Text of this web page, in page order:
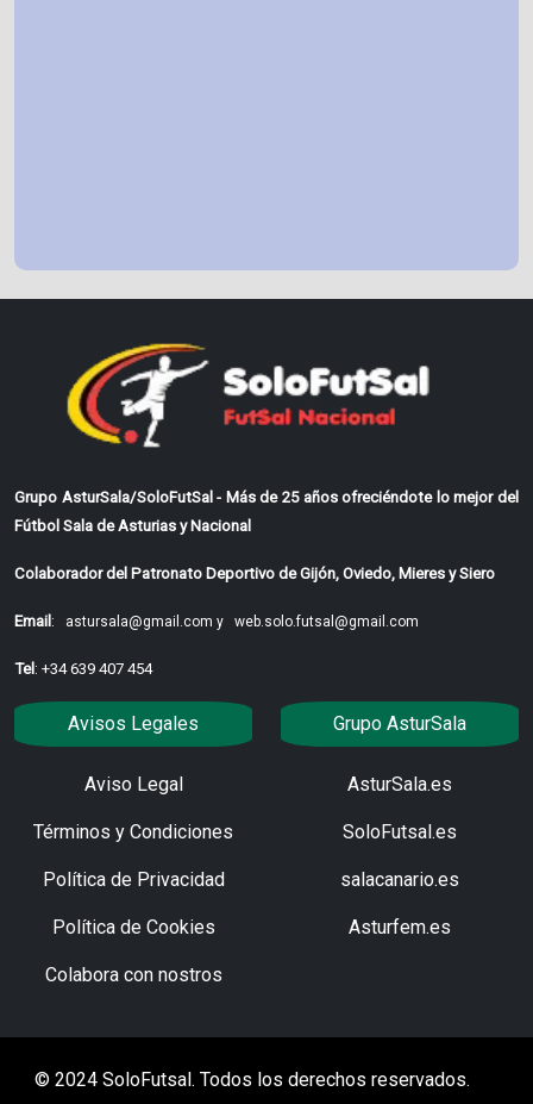
Grupo AsturSala/SoloFutSal - Más de 25 años ofreciéndote lo mejor del
Fútbol Sala de Asturias y Nacional
Colaborador del Patronato Deportivo de Gijón, Oviedo, Mieres y Siero
Email : astursala@gmail.com y web.solo.futsal@gmail.com
Tel : +34 639 407 454
Avisos Legales
Aviso Legal
Términos y Condiciones
Política de Privacidad
Política de Cookies
Colabora con nostros
Grupo AsturSala
AsturSala.es
SoloFutsal.es
salacanario.es
Asturfem.es
© 2024 SoloFutsal. Todos los derechos reservados.